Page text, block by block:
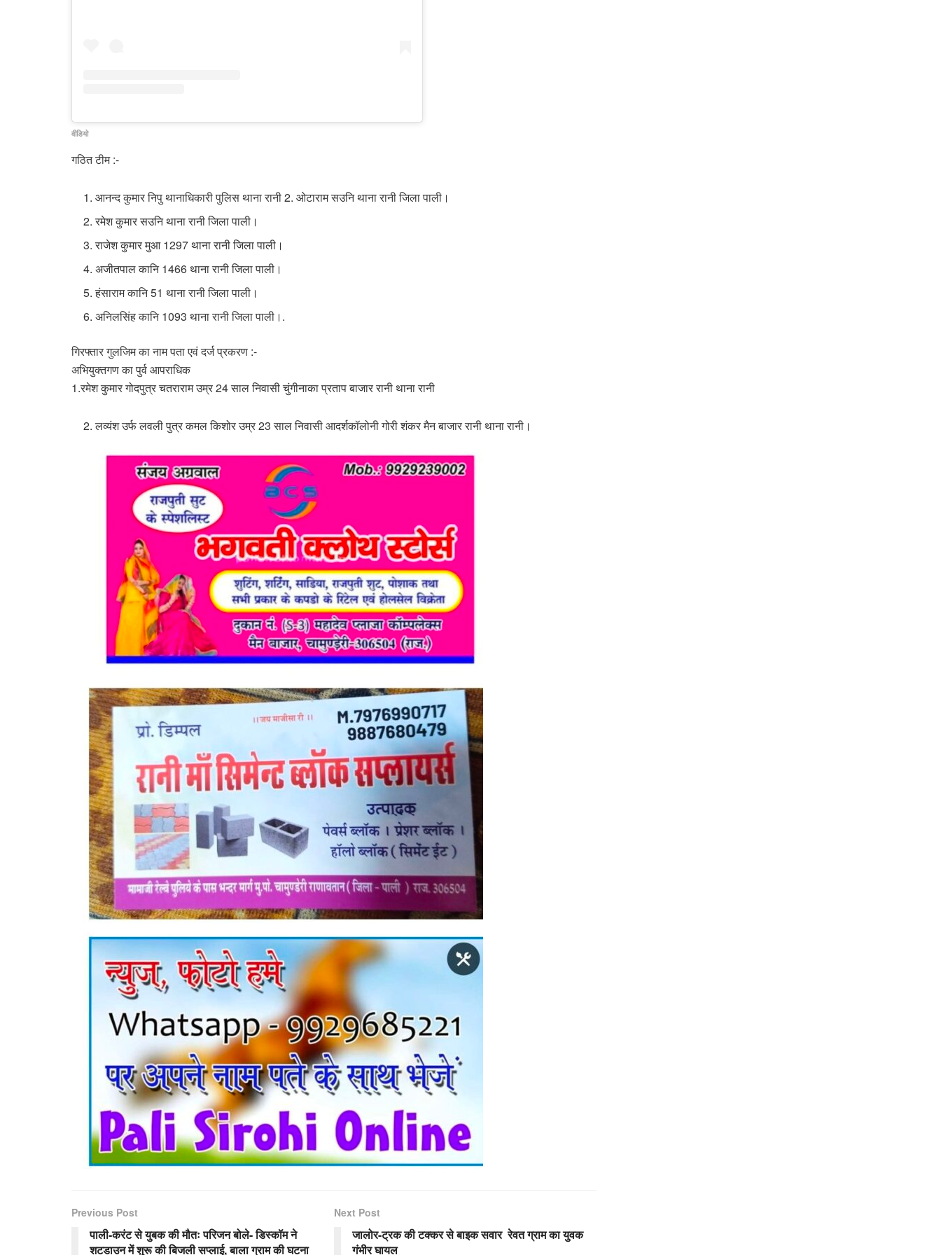
वीडियो
गठित टीम :-
आनन्द कुमार निपु थानाधिकारी पुलिस थाना रानी 2. ओटाराम सउनि थाना रानी जिला पाली।
रमेश कुमार सउनि थाना रानी जिला पाली।
राजेश कुमार मुआ 1297 थाना रानी जिला पाली।
अजीतपाल कानि 1466 थाना रानी जिला पाली।
हंसाराम कानि 51 थाना रानी जिला पाली।
अनिलसिंह कानि 1093 थाना रानी जिला पाली।.
गिरफ्तार गुलजिम का नाम पता एवं दर्ज प्रकरण :-
अभियुक्तगण का पुर्व आपराधिक
1.रमेश कुमार गोदपुत्र चतराराम उम्र 24 साल निवासी चुंगीनाका प्रताप बाजार रानी थाना रानी
लव्यंश उर्फ लवली पुत्र कमल किशोर उम्र 23 साल निवासी आदर्शकॉलोनी गोरी शंकर मैन बाजार रानी थाना रानी।
Previous Post
पाली-करंट से युबक की मौतः परिजन बोले- डिस्कॉम ने
शटडाउन में शुरू की बिजली सप्लाई, बाला ग्राम की घटना
Next Post
जालोर-ट्रक की टक्कर से बाइक सवार रेवत ग्राम का युवक
गंभीर घायल